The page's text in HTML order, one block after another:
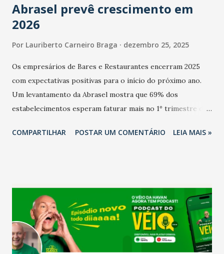
Abrasel prevê crescimento em
2026
Por Lauriberto Carneiro Braga dezembro 25, 2025
Os empresários de Bares e Restaurantes encerram 2025
com expectativas positivas para o início do próximo ano.
Um levantamento da Abrasel mostra que 69% dos
estabelecimentos esperam faturar mais no 1º trimestre de
relação ao último trimestre deste ano, 56% também
confraternizações de fim de ano e pelo pagamento do 13º
Salário para um número maior de trabalhadores, já que o
país tem a menor taxa de desemprego dos anos recentes.
Ainda segundo a Pesquisa, em novembro de 2025, 40% dos
bares e restaurantes operaram com lucro e outros 40%
COMPARTILHAR POSTAR UM COMENTÁRIO LEIA MAIS »